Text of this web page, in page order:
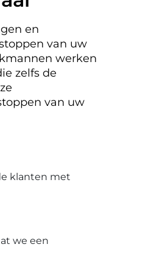
en
van uw
werken
zelfs de
van uw
klanten met
we een